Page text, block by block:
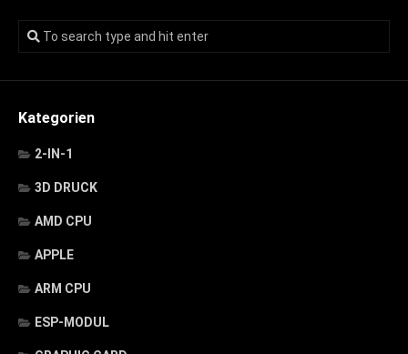
Kategorien
2-IN-1
3D DRUCK
AMD CPU
APPLE
ARM CPU
ESP-MODUL